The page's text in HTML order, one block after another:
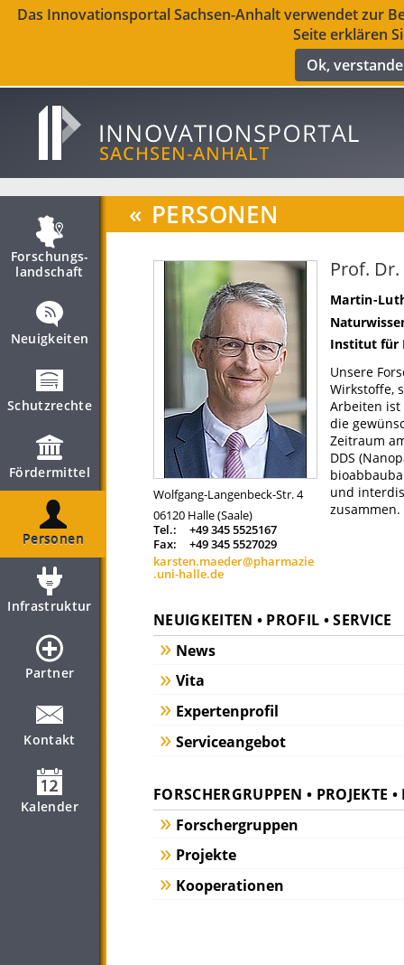
Das Innovationsportal Sachsen-Anhalt verwendet zur
Seite erklären
Ok,
Forschungs­
landschaft
Neuigkeiten
Schutzrechte
Fördermittel
Personen
Infrastruktur
Partner
Kontakt
Kalender
« PERSONEN
Wolfgang-Langenbeck-Str. 4
06120 Halle (Saale)
Tel.:
+49 345 5525167
Fax:
+49 345 5527029
karsten.maeder@pharmazie
.uni-halle.de
Prof.
Martin-
Institut für
Unsere
Wirkstoffe,
Arbeiten ist
die
Zeitraum
DDS
und
zusammen.
NEUIGKEITEN • PROFIL • SERVICE
News
Vita
Expertenprofil
Serviceangebot
FORSCHERGRUPPEN • PROJEKTE
Forschergruppen
Projekte
Kooperationen